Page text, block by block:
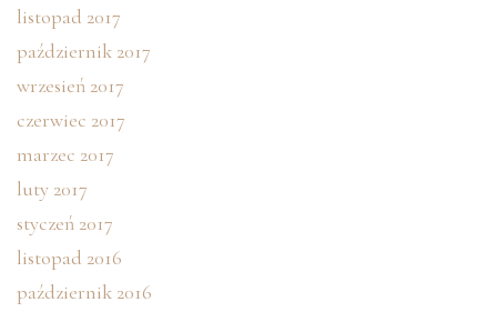
listopad 2017
październik 2017
wrzesień 2017
czerwiec 2017
marzec 2017
luty 2017
styczeń 2017
listopad 2016
październik 2016